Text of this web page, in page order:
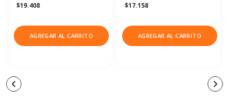
$19.408
AGREGAR AL CARRITO
$17.158
AGREGAR AL CARRITO